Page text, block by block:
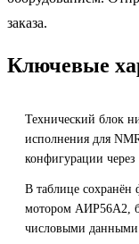
заказа.
Ключевые
Технический блок
исполнения для
конфигурации через
В таблице сохранён
мотором АИР56A2,
числовыми данными.